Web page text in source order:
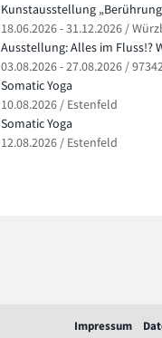
Kunstausstellung
18.06.2026 - 31.12.2026 /
Ausstellung: Alles im Fluss!?
03.08.2026 - 27.08.2026 /
Somatic Yoga
10.08.2026 / Estenfeld
Somatic Yoga
12.08.2026 / Estenfeld
Impressum